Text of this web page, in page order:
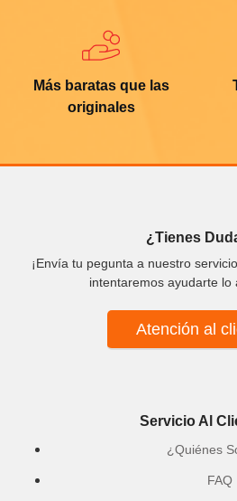
Más baratas que las
originales
¿Tienes
¡Envía tu pegunta a nuestro
intentaremos ayudarte lo
Atención al
Servicio Al
¿Quiénes
FAQ